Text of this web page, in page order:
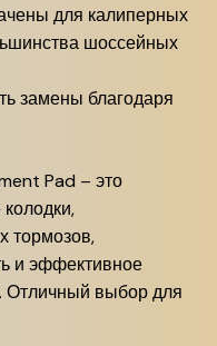
для калиперных
шоссейных
замены благодаря
Pad – это
тормозов,
и эффективное
Отличный выбор для